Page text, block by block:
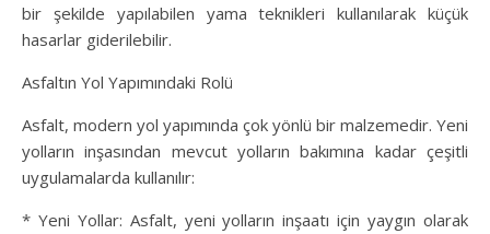
bir şekilde yapılabilen yama teknikleri kullanılarak küçük
hasarlar giderilebilir.
Asfaltın Yol Yapımındaki Rolü
Asfalt, modern yol yapımında çok yönlü bir malzemedir. Yeni
yolların inşasından mevcut yolların bakımına kadar çeşitli
uygulamalarda kullanılır:
* Yeni Yollar: Asfalt, yeni yolların inşaatı için yaygın olarak